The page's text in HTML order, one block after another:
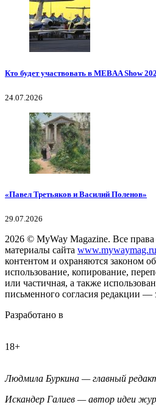
Кто будет участвовать в MEBAA Show
24.07.2026
«Павел Третьяков и Василий Поленов»
29.07.2026
2026 © MyWay Magazine. Все
материалы сайта www.mywaymag.ru
контентом и охраняются законом
использование, копирование,
или частичная, а также
письменного согласия редакции —
Разработано в
18+
Людмила Буркина — главный
Искандер Галиев — автор идеи